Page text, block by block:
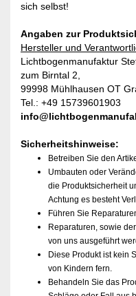
sich selbst!
Angaben zur
Hersteller und
Lichtbogenmanufaktur
zum Birntal 2,
99998 Mühlhausen OT
Tel.: +49 15739601903
Sicherheitshinweise:
Betreiben Sie den
Umbauten oder
die Produktsicherheit
Achtung es besteht
Führen Sie
Reparaturen, sowie
von uns ausgeführt
Diese Produkt ist kein
von Kindern fern.
Behandeln Sie das